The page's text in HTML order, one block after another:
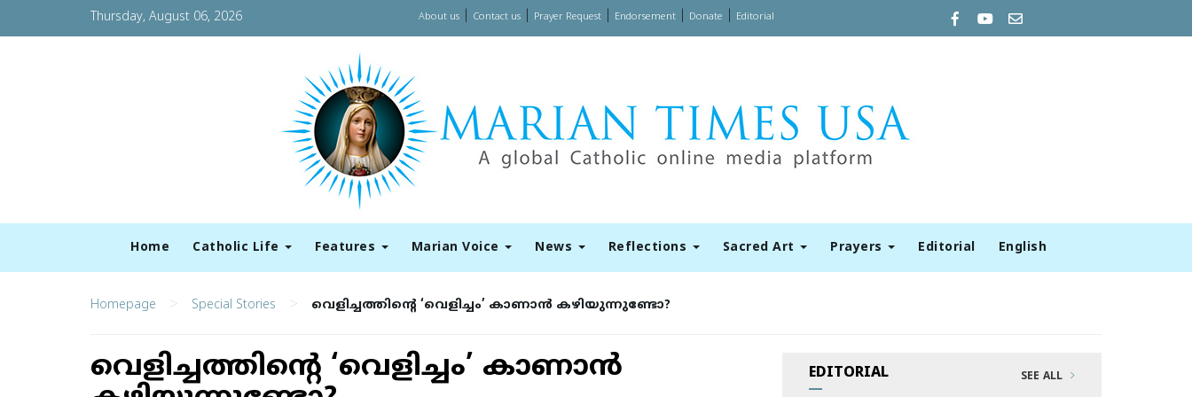
Thursday, August 06, 2026 About us| Contact us| Prayer Request| Endorsement| Donate Editorial
Home Catholic Life Features Marian Voice News Reflections Sacred Art Prayers Editorial English
Homepage > Special Stories > വെളിച്ചത്തിന്റെ ‘വെളിച്ചം’ കാണാന്‍ കഴിയുന്നുണ്ടോ?
വെളിച്ചത്തിന്റെ ‘വെളിച്ചം’ കാണാന്‍
EDITORIAL SEE ALL